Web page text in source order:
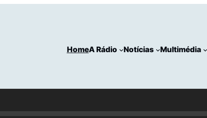
HomeA Rádio Notícias Multimédia